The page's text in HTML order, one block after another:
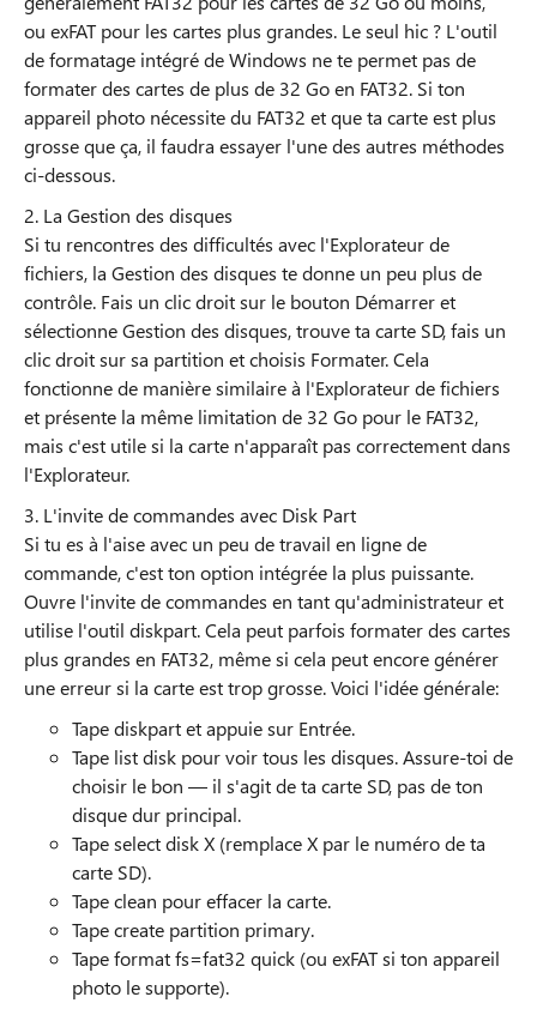
ou exFAT pour les cartes plus grandes. Le seul hic ? L'outil
de formatage intégré de Windows ne te permet pas de
formater des cartes de plus de 32 Go en FAT32. Si ton
appareil photo nécessite du FAT32 et que ta carte est plus
grosse que ça, il faudra essayer l'une des autres méthodes
ci-dessous.
2. La Gestion des disques
Si tu rencontres des difficultés avec l'Explorateur de
fichiers, la Gestion des disques te donne un peu plus de
contrôle. Fais un clic droit sur le bouton Démarrer et
sélectionne Gestion des disques, trouve ta carte SD, fais un
clic droit sur sa partition et choisis Formater. Cela
fonctionne de manière similaire à l'Explorateur de fichiers
et présente la même limitation de 32 Go pour le FAT32,
mais c'est utile si la carte n'apparaît pas correctement dans
l'Explorateur.
3. L'invite de commandes avec Disk Part
Si tu es à l'aise avec un peu de travail en ligne de
commande, c'est ton option intégrée la plus puissante.
Ouvre l'invite de commandes en tant qu'administrateur et
utilise l'outil diskpart. Cela peut parfois formater des cartes
plus grandes en FAT32, même si cela peut encore générer
une erreur si la carte est trop grosse. Voici l'idée générale:
Tape diskpart et appuie sur Entrée.
Tape list disk pour voir tous les disques. Assure-toi de
choisir le bon — il s'agit de ta carte SD, pas de ton
disque dur principal.
Tape select disk X (remplace X par le numéro de ta
carte SD).
Tape clean pour effacer la carte.
Tape create partition primary.
Tape format fs=fat32 quick (ou exFAT si ton appareil
photo le supporte).